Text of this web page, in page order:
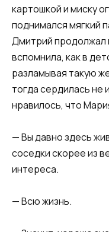
картошкой и миску
поднимался мягкий
Дмитрий продолжал
вспомнила, как в
разламывая такую
тогда сердилась не
нравилось, что
— Вы давно здесь
соседки скорее из
интереса.
— Всю жизнь.